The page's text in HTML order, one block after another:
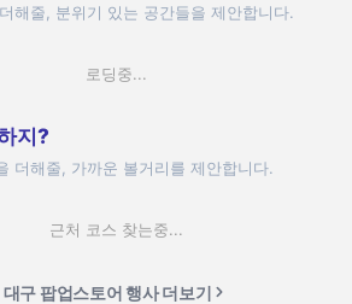
해줄, 분위기 있는 공간들을 제안합니다.
로딩중...
지?
더해줄, 가까운 볼거리를 제안합니다.
근처 코스 찾는중...
대구 팝업스토어 행사 더보기